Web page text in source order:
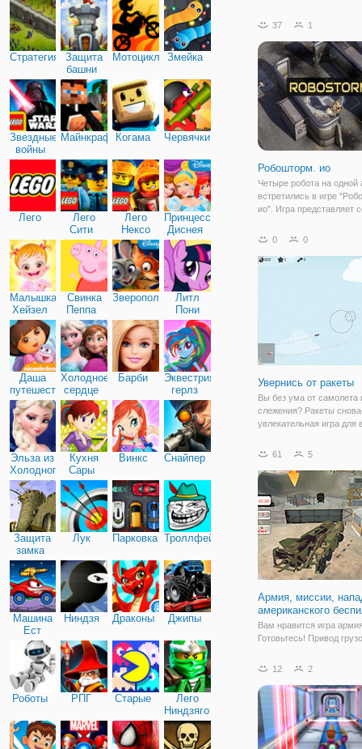
Стратегия
Защита
башни
МотоциклыЗмейка
Звездные
войны
МайнкрафтКогама Червячки
Лего
Лего
Сити
Лего
Нексо
Найтс
Принцессы
Диснея
Малышка
Хейзел
Свинка
Пеппа
Зверополис
Литл
Пони
Дружба
Даша
путешественница
Холодное
сердце
Барби
Эквестрия
герлз
Эльза из
Холодного
сердца
Кухня
Сары
Винкс Снайпер
Защита
замка
Лук Парковка Троллфейс
Машина
Ест
Машину
Ниндзя Драконы Джипы
Роботы РПГ Старые
Лего
Ниндзяго
Действия
персонажем будет
Кроме него, здесь
37 1
Робошторм. ио
Четыре робота на одной
встретились в игре
ио". Игра представляет
оказались здесь, чтобы
внимательности и
0 0
Увернись от ракеты
Вы без ума от самолета
слежения? Ракеты
увлекательная игра для
игре вам нужно
других препятствий,
61 5
Армия, миссии,
американского
Вам нравится игра
Готовьтесь! Привод
вражеской базе! Армия,
беспилотника имеет
задачи, которые
гарантии нам землю,
12 2